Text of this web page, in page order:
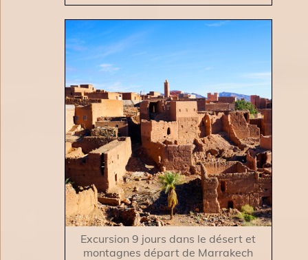
Excursion 9 jours dans le désert et
montagnes départ de Marrakech